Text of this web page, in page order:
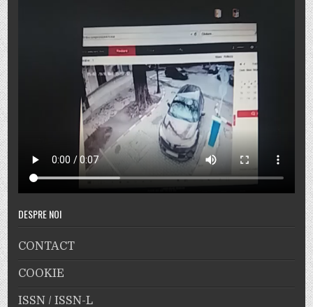
DESPRE NOI
CONTACT
COOKIE
ISSN / ISSN-L